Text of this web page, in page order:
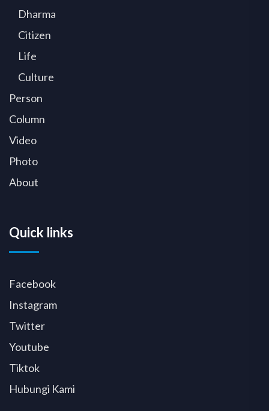
Dharma
Citizen
Life
Culture
Person
Column
Video
Photo
About
Quick links
Facebook
Instagram
Twitter
Youtube
Tiktok
Hubungi Kami